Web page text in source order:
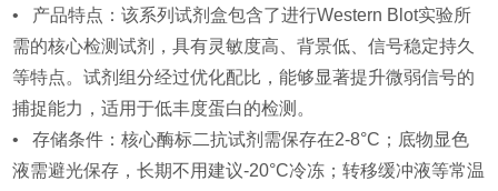
• 产品特点：该系列试剂盒包含了进行Western Blot实验所
需的核心检测试剂，具有灵敏度高、背景低、信号稳定持久
等特点。试剂组分经过优化配比，能够显著提升微弱信号的
捕捉能力，适用于低丰度蛋白的检测。
• 存储条件：核心酶标二抗试剂需保存在2-8°C；底物显色
液需避光保存，长期不用建议-20°C冷冻；转移缓冲液等常温